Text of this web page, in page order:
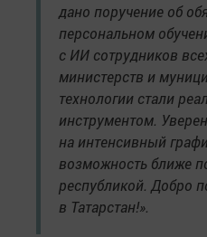
дано поручение об
персональном
с ИИ сотрудников
министерств и
технологии стали
инструментом.
на интенсивный
возможность ближе
республикой. Добро
в Татарстан!».